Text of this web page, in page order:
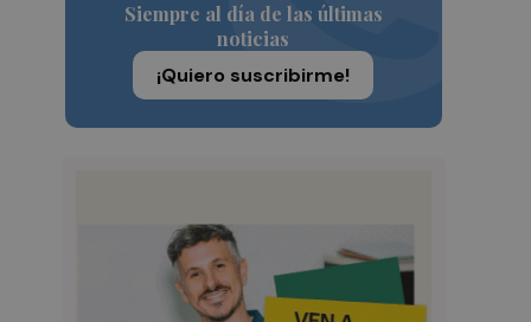
Siempre al día de las últimas
noticias
¡Quiero suscribirme!